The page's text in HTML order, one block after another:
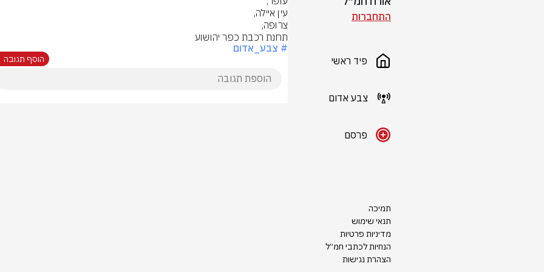
התחברות
פיד ראשי
צבע אדום
פרסם
תמיכה
תנאי שימוש
מדיניות פרטיות
הנחיות לכתבי חמ״ל
הצהרת נגישות
תחנת רכבת כפר יהושוע
# צבע_אדום
הוסף תגובה